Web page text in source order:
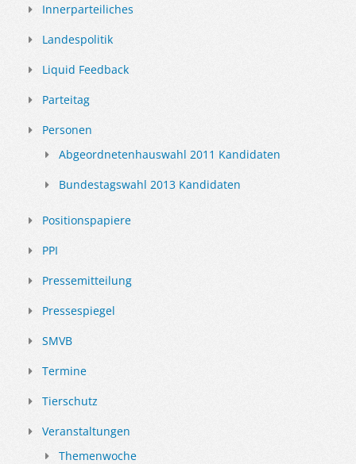
Innerparteiliches
Landespolitik
Liquid Feedback
Parteitag
Personen
Abgeordnetenhauswahl 2011 Kandidaten
Bundestagswahl 2013 Kandidaten
Positionspapiere
PPI
Pressemitteilung
Pressespiegel
SMVB
Termine
Tierschutz
Veranstaltungen
Themenwoche